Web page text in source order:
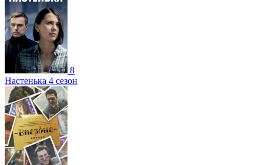
8
Настенька 4 сезон